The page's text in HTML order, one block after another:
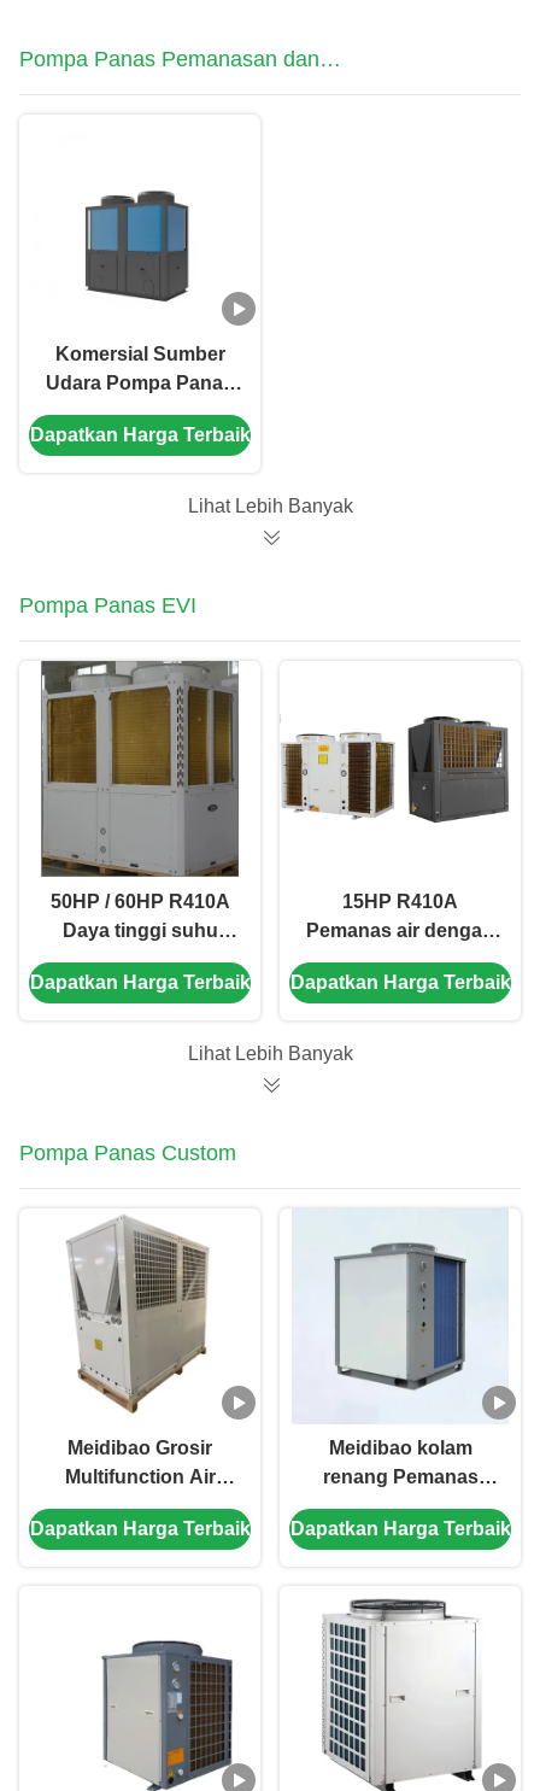
Pompa Panas Pemanasan dan
Pendinginan
Komersial Sumber
Udara Pompa Panas
Pemanas Air
Pemanas Dan
Kolam Renang
Dapatkan Harga Terbaik
Lihat Lebih Banyak
Pompa Panas EVI
50HP / 60HP R410A
Daya tinggi suhu
rendah Air Source
Pump Panas
Dapatkan Harga Terbaik
15HP R410A
Pemanas air dengan
pompa panas
bertenaga tinggi
sanitasi pusat
Dapatkan Harga Terbaik
Lihat Lebih Banyak
Pompa Panas Custom
Meidibao Grosir
Multifunction Air
Source Pump Panas
Pemanas Air
Dapatkan Harga Terbaik
Meidibao kolam
renang Pemanas
R410a Inverter
Komersial Sumber
Dapatkan Harga Terbaik